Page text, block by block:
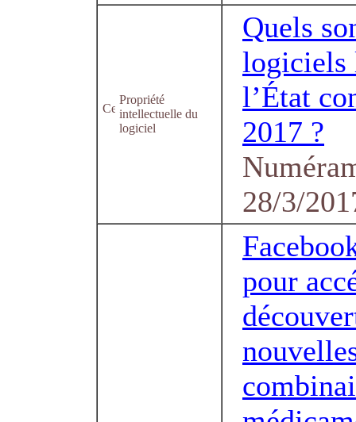
Propriété
intellectuelle du
logiciel
Quels
logiciels
l’État
2017 ?
28/3/
pour